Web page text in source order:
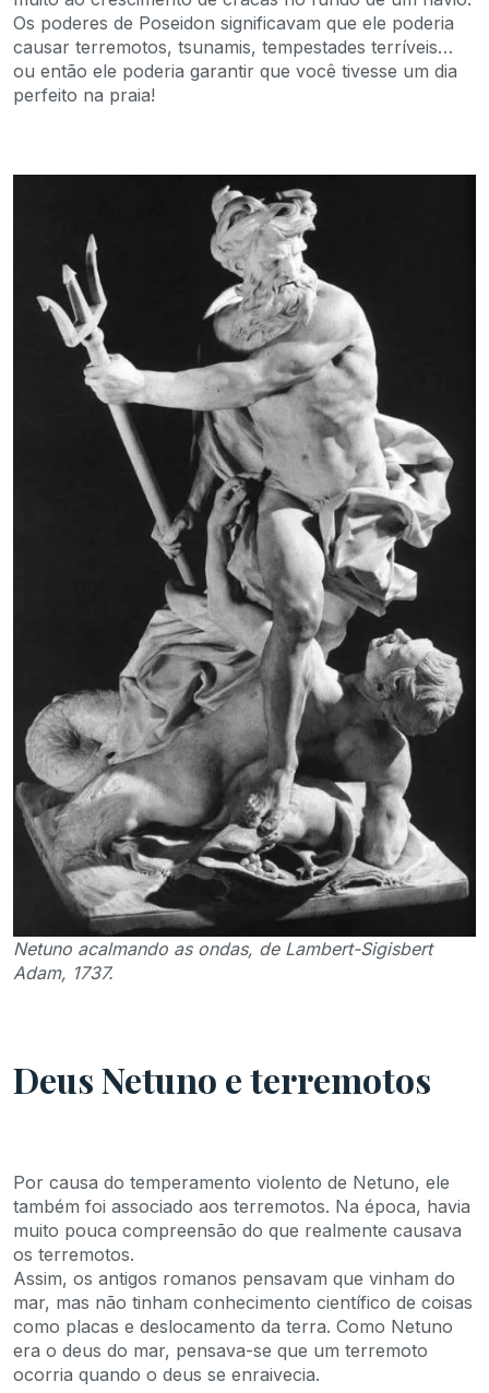
Os poderes de Poseidon significavam que ele poderia
causar terremotos, tsunamis, tempestades terríveis…
ou então ele poderia garantir que você tivesse um dia
perfeito na praia!
Netuno acalmando as ondas, de Lambert-Sigisbert
Adam, 1737.
Deus Netuno e terremotos
Por causa do temperamento violento de Netuno, ele
também foi associado aos terremotos. Na época, havia
muito pouca compreensão do que realmente causava
os terremotos.
Assim, os antigos romanos pensavam que vinham do
mar, mas não tinham conhecimento científico de coisas
como placas e deslocamento da terra. Como Netuno
era o deus do mar, pensava-se que um terremoto
ocorria quando o deus se enraivecia.